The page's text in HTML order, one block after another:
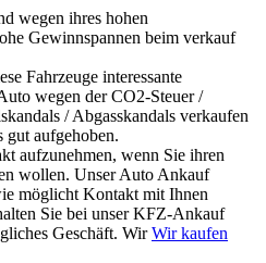
wegen ihres hohen
Gewinnspannen beim verkauf
Fahrzeuge interessante
wegen der CO2-Steuer /
/ Abgasskandals verkaufen
gut aufgehoben.
aufzunehmen, wenn Sie ihren
wollen. Unser Auto Ankauf
möglicht Kontakt mit Ihnen
Sie bei unser KFZ-Ankauf
Geschäft. WirWir kaufen